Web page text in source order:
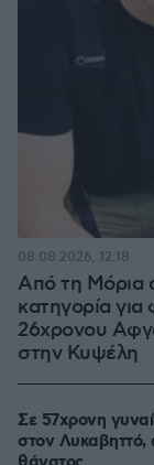
Από τη Μόρια
κατηγορία
26χρονου
στην Κυψέλη
08.08.2026, 12:18
Σε 57χρονη
στον